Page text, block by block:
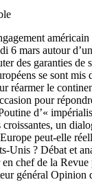
6 mars autour
des garanties de
se sont mis
réarmer le
pour
d’«
un
peut-elle
Unis ? Débat et
chef de la
général Opinion